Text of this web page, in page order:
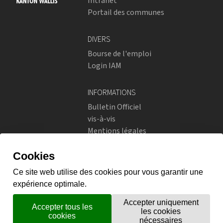
Portail des communes
DIVERS
Bourse de l'emploi
Login IAM
INFORMATIONS
Bulletin Officiel
vis-à-vis
Mentions légales
Instagram
flickr